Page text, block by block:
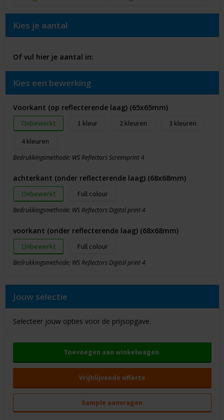
Kies je aantal
Of vul hier je aantal in:
Kies een bewerking
Voorkant (op reflecterende laag) (65x65mm)
Onbewerkt 1 2
3
4
Bedrukkingsmethode: WS Reflectors Screenprint 4
achterkant (onder reflecterende laag) (68x68mm)
Onbewerkt Full colour
Bedrukkingsmethode: WS Reflectors Digital print 4
voorkant (onder reflecterende laag) (68x68mm)
Onbewerkt Full colour
Bedrukkingsmethode: WS Reflectors Digital print 4
Jouw selectie
Selecteer jouw opties voor de prijsopgave.
Toevoegen aan winkelwagen
Vrijblijvende offerte
Sample aanvragen